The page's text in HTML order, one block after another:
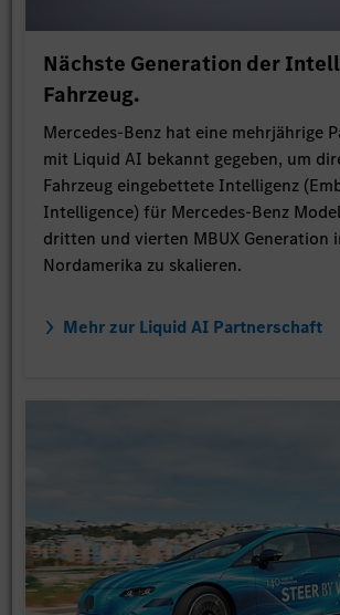
Nächste Generation der
Fahrzeug.
Mercedes-Benz hat eine mehrjährige
mit Liquid AI bekannt gegeben, um
Fahrzeug eingebettete Intelligenz
Intelligence) für Mercedes-Benz
dritten und vierten MBUX Generation
Nordamerika zu skalieren.
Mehr zur Liquid AI Partnerschaft